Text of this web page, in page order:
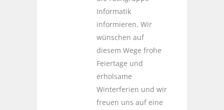
Informatik
informieren. Wir
wünschen auf
diesem Wege frohe
Feiertage und
erholsame
Winterferien und wir
freuen uns auf eine